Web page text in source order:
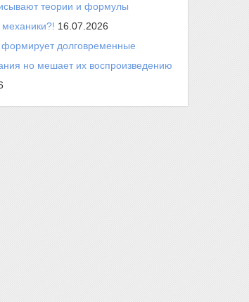
теории и формулы
механики?! 16.07.2026
формирует долговременные
но мешает их воспроизведению